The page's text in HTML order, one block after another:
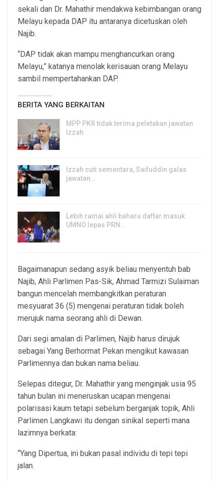
sekali dan Dr. Mahathir mendakwa kebimbangan orang
Melayu kepada DAP itu antaranya dicetuskan oleh
Najib.
“DAP tidak akan mampu menghancurkan orang
Melayu,” katanya menolak kerisauan orang Melayu
sambil mempertahankan DAP.
BERITA YANG BERKAITAN
MPP PKR tidak terima peletakan jawatan
Izzah
Izzah cuti sementara, Saifuddin galas
jawatan…
Lebih ramai ahli baharu daftar masuk
UMNO lepas PRN…
Bagaimanapun sedang asyik beliau menyentuh bab
Najib, Ahli Parlimen Pas-Sik, Ahmad Tarmizi Sulaiman
bangun mencelah membangkitkan peraturan
mesyuarat 36 (5) mengenai peraturan tidak boleh
merujuk nama seorang ahli di Dewan.
Dari segi amalan di Parlimen, Najib harus dirujuk
sebagai Yang Berhormat Pekan mengikut kawasan
Parlimennya dan bukan nama beliau.
Selepas ditegur, Dr. Mahathir yang menginjak usia 95
tahun bulan ini meneruskan ucapan mengenai
polarisasi kaum tetapi sebelum berganjak topik, Ahli
Parlimen Langkawi itu dengan sinikal seperti mana
lazimnya berkata:
“Yang Dipertua, ini bukan pasal individu di tepi tepi
jalan.